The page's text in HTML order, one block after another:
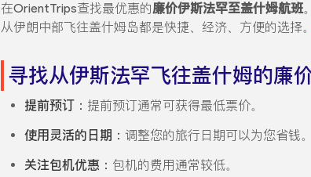
在OrientTrips查找最优惠的廉价伊斯法罕至盖什姆航班
从伊朗中部飞往盖什姆岛都是快捷、经济、方便的选择。
寻找从伊斯法罕飞往盖什姆的廉
提前预订： 提前预订通常可获得最低票价。
使用灵活的日期： 调整您的旅行日期可以为您省钱。
关注包机优惠： 包机的费用通常较低。